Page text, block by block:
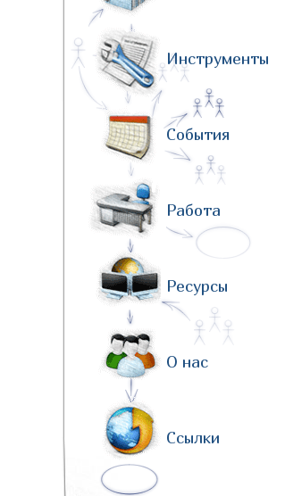
Инструменты
События
Работа
Ресурсы
О нас
Ссылки